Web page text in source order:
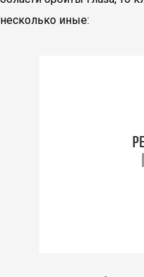
несколько иные: